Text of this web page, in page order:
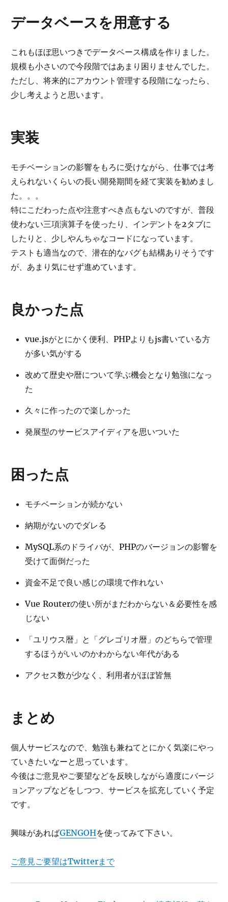
データベースを用意する
これもほぼ思いつきでデータベース構成を作りました。
規模も小さいので今段階ではあまり困りませんでした。
ただし、将来的にアカウント管理する段階になったら、
少し考えようと思います。
実装
モチベーションの影響をもろに受けながら、仕事では考
えられないくらいの長い開発期間を経て実装を勧めまし
た。。。
特にこだわった点や注意すべき点もないのですが、普段
使わない三項演算子を使ったり、インデントを2タブに
したりと、少しやんちゃなコードになっています。
テストも適当なので、潜在的なバグも結構ありそうです
が、あまり気にせず進めています。
良かった点
vue.jsがとにかく便利、PHPよりもjs書いている方
が多い気がする
改めて歴史や暦について学ぶ機会となり勉強になっ
た
久々に作ったので楽しかった
発展型のサービスアイディアを思いついた
困った点
モチベーションが続かない
納期がないのでダレる
MySQL系のドライバが、PHPのバージョンの影響を
受けて面倒だった
資金不足で良い感じの環境で作れない
Vue Routerの使い所がまだわからない＆必要性を感
じない
「ユリウス暦」と「グレゴリオ暦」のどちらで管理
するほうがいいのかわからない年代がある
アクセス数が少なく、利用者がほぼ皆無
まとめ
個人サービスなので、勉強も兼ねてとにかく気楽にやっ
ていきたいなーと思っています。
今後はご意見やご要望などを反映しながら適度にバージ
ョンアップなどをしつつ、サービスを拡充していく予定
です。
興味があればGENGOHを使ってみて下さい。
ご意見ご要望はTwitterまで